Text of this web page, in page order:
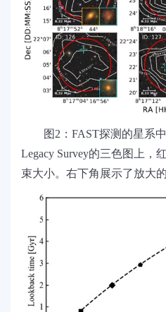
图2：FAST探测的星系
Legacy Survey的三色图上，
束大小。右下角展示了放大